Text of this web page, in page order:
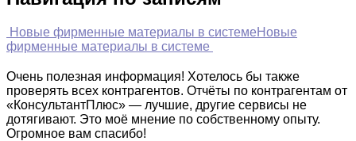
Новые фирменные материалы в системеНовые
фирменные материалы в системе
Очень полезная информация! Хотелось бы также
проверять всех контрагентов. Отчёты по контрагентам от
«КонсультантПлюс» — лучшие, другие сервисы не
дотягивают. Это моё мнение по собственному опыту.
Огромное вам спасибо!